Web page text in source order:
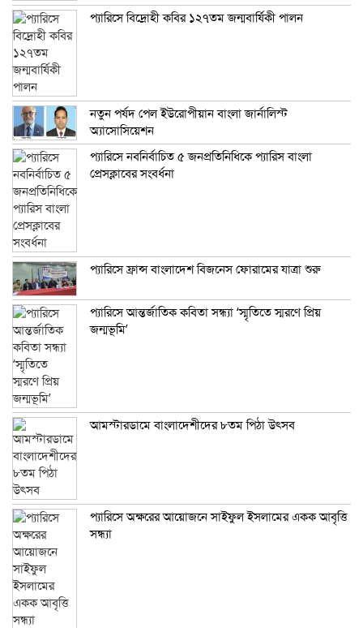
প্যারিসে বিদ্রোহী কবির ১২৭তম জন্মবার্ষিকী পালন
নতুন পর্ষদ পেল ইউরোপীয়ান বাংলা জার্নালিস্ট
অ্যাসোসিয়েশন
প্যারিসে নবনির্বাচিত ৫ জনপ্রতিনিধিকে প্যারিস বাংলা
প্রেসক্লাবের সংবর্ধনা
প্যারিসে ফ্রান্স বাংলাদেশ বিজনেস ফোরামের যাত্রা শুরু
প্যারিসে আন্তর্জাতিক কবিতা সন্ধ্যা ‘স্মৃতিতে স্মরণে প্রিয়
জন্মভূমি’
আমস্টারডামে বাংলাদেশীদের ৮তম পিঠা উৎসব
প্যারিসে অক্ষরের আয়োজনে সাইফুল ইসলামের একক আবৃত্তি
সন্ধ্যা